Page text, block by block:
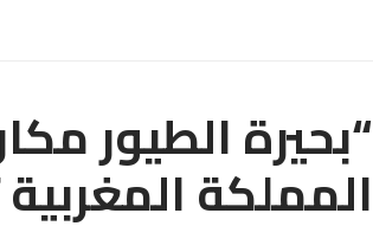
“بحيرة الطيور
المملكة